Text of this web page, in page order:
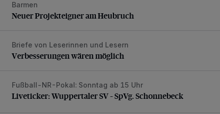
Neuer Projekteigner am Heubruch
Barmen
Neuer Projekteigner am Heubruch
Verbesserungen wären möglich
Briefe von Leserinnen und Lesern
Verbesserungen wären möglich
Liveticker: Wuppertaler SV – SpVg. Schonnebeck
Fußball-NR-Pokal: Sonntag ab 15 Uhr
Liveticker: Wuppertaler SV – SpVg. Schonnebeck